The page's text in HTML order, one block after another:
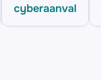
cyberaanval